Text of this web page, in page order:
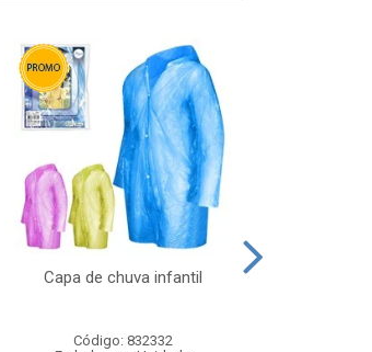
Capa de chuva infantil
Código: 832332